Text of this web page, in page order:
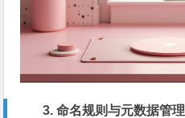
3. 命名规则与元数据管理